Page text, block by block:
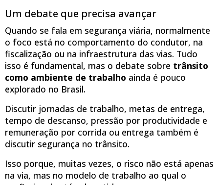
Um debate que precisa avançar
Quando se fala em segurança viária, normalmente
o foco está no comportamento do condutor, na
fiscalização ou na infraestrutura das vias. Tudo
isso é fundamental, mas o debate sobre trânsito
como ambiente de trabalho ainda é pouco
explorado no Brasil.
Discutir jornadas de trabalho, metas de entrega,
tempo de descanso, pressão por produtividade e
remuneração por corrida ou entrega também é
discutir segurança no trânsito.
Isso porque, muitas vezes, o risco não está apenas
na via, mas no modelo de trabalho ao qual o